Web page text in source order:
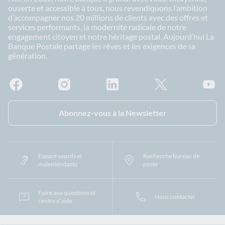
ouverte et accessible à tous, nous revendiquons l’ambition
d’accompagner nos 20 millions de clients avec des offres et
services performants, la modernité radicale de notre
engagement citoyen et notre héritage postal. Aujourd’hui La
Banque Postale partage les rêves et les exigences de sa
génération.
Abonnez-vous à la Newsletter
Espace sourds et
malentendants
Recherche bureau de
poste
Foire aux questions et
centre d'aide
Nous contacter